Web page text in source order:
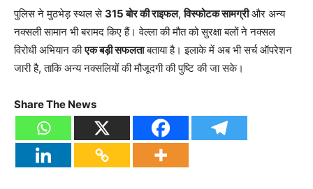
पुलिस ने मुठभेड़ स्थल से 315 बोर की राइफल,विस्फोटक सामग्रीऔर अन्य
नक्सली सामान भी बरामद किए हैं। वेल्ला की मौत को सुरक्षा बलों ने नक्सल
विरोधी अभियान कीएक बड़ी सफलताबताया है। इलाके में अब भी सर्च ऑपरेशन
जारी है, ताकि अन्य नक्सलियों की मौजूदगी की पुष्टि की जा सके।
Share The News